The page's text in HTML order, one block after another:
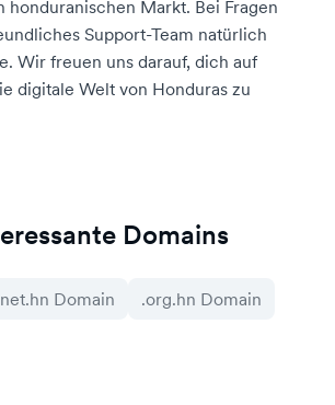
Markt. Bei Fragen
Support-Team natürlich
Wir freuen uns darauf, dich auf
digitale Welt von Honduras zu
Domains
Domain
.org.hn Domain